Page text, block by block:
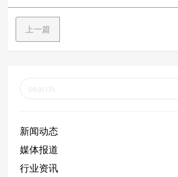
上一篇
新闻动态
媒体报道
行业资讯